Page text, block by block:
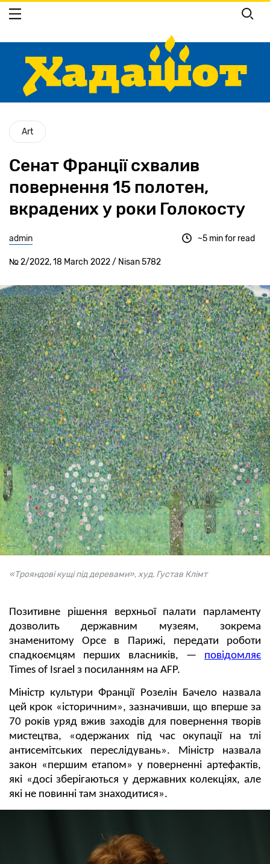
Перейти
основного
Art
Сенат Франції схвалив
повернення 15 полотен,
вкрадених у роки Голокосту
admin
№ 2/2022, 18 March 2022 / Nisan 5782
~5 min for read
«Трояндові кущі під деревами», худ. Густав Клімт
Позитивне рішення верхньої палати парламенту
дозволить державним музеям, зокрема
знаменитому Орсе в Парижі, передати роботи
спадкоємцям перших власників, — повідомляє
Times of Israel з посиланням на AFP.
Міністр культури Франції Розелін Бачело назвала
цей крок «історичним», зазначивши, що вперше за
70 років уряд вжив заходів для повернення творів
мистецтва, «одержаних під час окупації на тлі
антисемітських переслідувань». Міністр назвала
закон «першим етапом» у поверненні артефактів,
які «досі зберігаються у державних колекціях, але
які не повинні там знаходитися».